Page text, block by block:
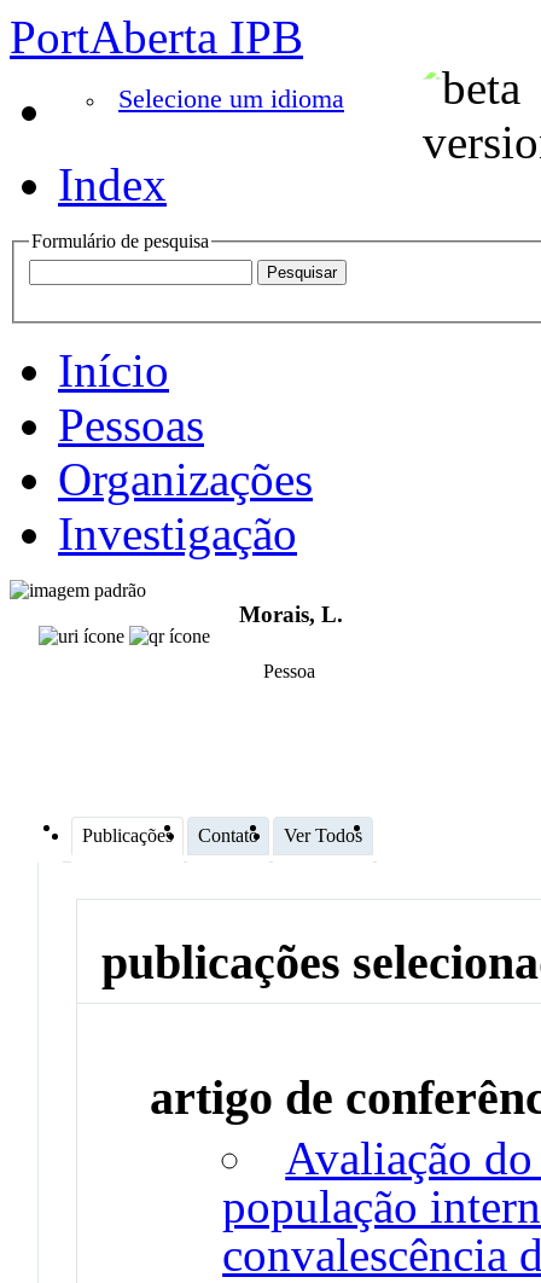
PortAberta IPB
Selecione um idioma
Index
Formulário de pesquisa
Início
Pessoas
Organizações
Investigação
Morais, L.
Pessoa
Publicações Contato Ver Todos
publicações
artigo de
Avaliação
população
convalescência